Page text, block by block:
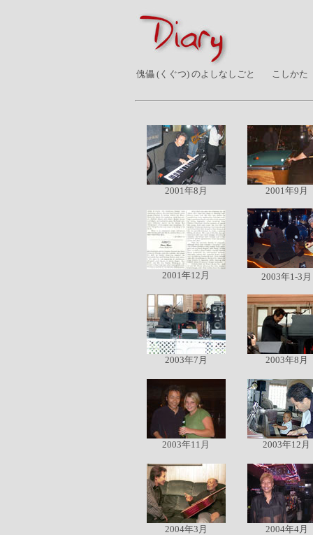
傀儡 (くぐつ) のよしなしごと こしかた
2001年8月 2001年9月
2001年12月 2003年1-3月
2003年7月 2003年8月
2003年11月 2003年12月
2004年3月 2004年4月